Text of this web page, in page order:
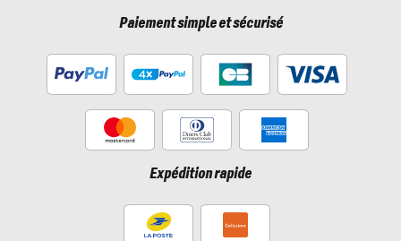
Paiement simple et sécurisé
Expédition rapide